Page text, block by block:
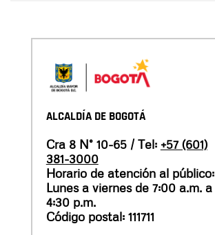
ALCALDÍA DE BOGOTÁ
Cra 8 N° 10-65 / Tel: +57 (601)
381-3000
Horario de atención al público:
Lunes a viernes de 7:00 a.m. a
4:30 p.m.
Código postal: 111711